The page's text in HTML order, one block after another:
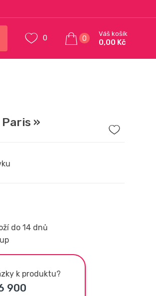
0 0
Váš košík
0,00 Kč
»
do 14 dnů
k produktu?
900